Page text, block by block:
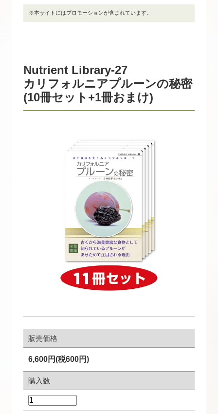
※本サイトにはプロモーションが含まれています。
Nutrient Library-27
カリフォルニアプルーンの秘密
(10冊セット+1冊おまけ)
販売価格
6,600円(税600円)
購入数